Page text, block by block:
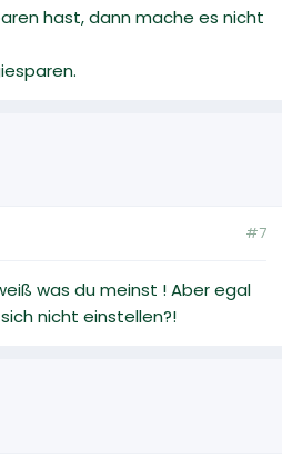
hast, dann mache es nicht
#7
was du meinst ! Aber egal
nicht einstellen?!